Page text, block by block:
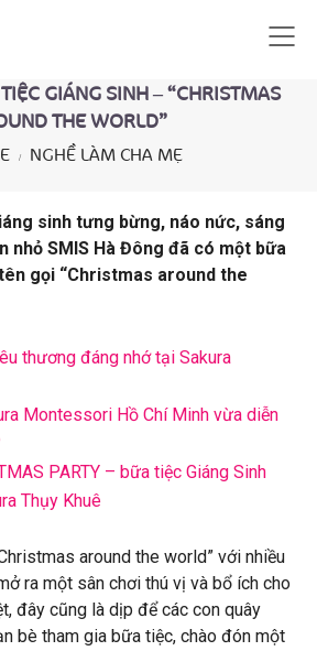
GIÁNG SINH – “CHRISTMAS
THE WORLD”
NGHỀ LÀM CHA MẸ
sinh tưng bừng, náo nức, sáng
nhỏ SMIS Hà Đông đã có một bữa
gọi “Christmas around the
thương đáng nhớ tại Sakura
Montessori Hồ Chí Minh vừa diễn
PARTY – bữa tiệc Giáng Sinh
Thụy Khuê
around the world” với nhiều
ra một sân chơi thú vị và bổ ích cho
đây cũng là dịp để các con quây
bè tham gia bữa tiệc, chào đón một